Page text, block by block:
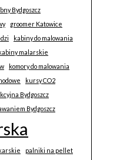
Bydgoszcz
groomer Katowice
kabiny do malowania
malarskie
komory do malowania
kursy CO2
Bydgoszcz
Bydgoszcz
palniki na pellet